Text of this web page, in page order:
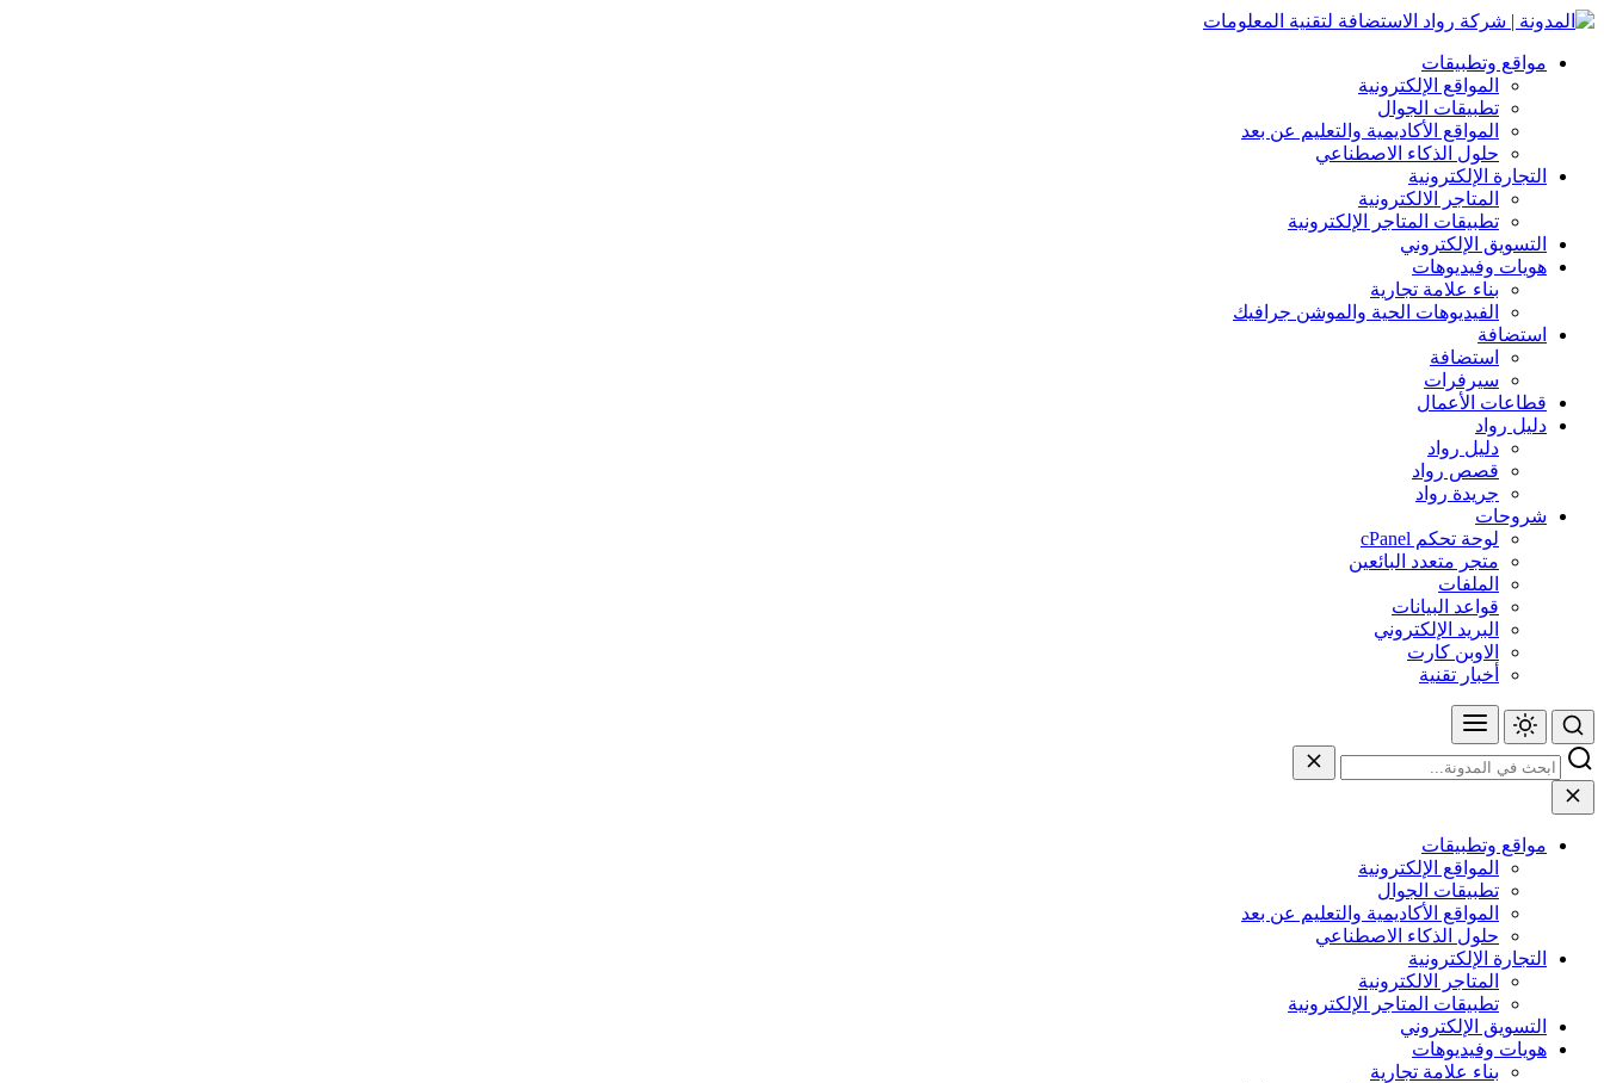
مواقع وتطبيقات
المواقع الإلكترونية
تطبيقات الجوال
المواقع الأكاديمية والتعليم عن بعد
حلول الذكاء الاصطناعي
التجارة الإلكترونية
المتاجر الالكترونية
تطبيقات المتاجر الإلكترونية
التسويق الإلكتروني
هويات وفيديوهات
بناء علامة تجارية
الفيديوهات الحية والموشن جرافيك
استضافة
استضافة
سيرفرات
قطاعات الأعمال
دليل رواد
دليل رواد
قصص رواد
جريدة رواد
شروحات
لوحة تحكم cPanel
متجر متعدد البائعين
الملفات
قواعد البيانات
البريد الإلكتروني
الاوبن كارت
أخبار تقنية
مواقع وتطبيقات
المواقع الإلكترونية
تطبيقات الجوال
المواقع الأكاديمية والتعليم عن بعد
حلول الذكاء الاصطناعي
التجارة الإلكترونية
المتاجر الالكترونية
تطبيقات المتاجر الإلكترونية
التسويق الإلكتروني
هويات وفيديوهات
بناء علامة تجارية